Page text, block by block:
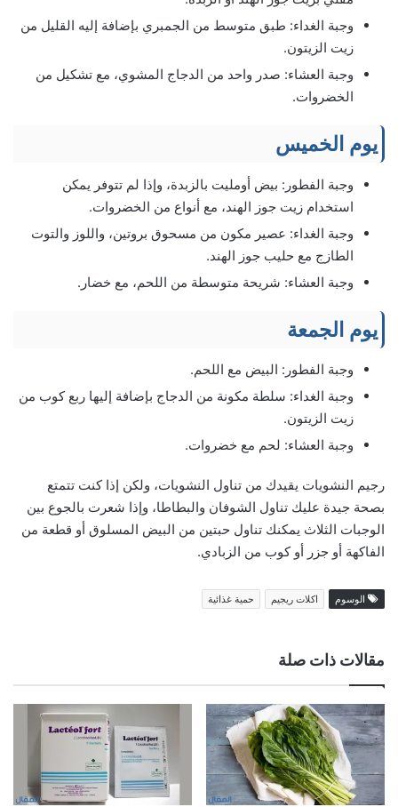
وجبة الغداء: طبق متوسط من الجمبري بإضافة إليه القليل من
زيت الزيتون.
وجبة العشاء: صدر واحد من الدجاج المشوي، مع تشكيل من
الخضروات.
يوم الخميس
وجبة الفطور: بيض أومليت بالزبدة، وإذا لم تتوفر يمكن
استخدام زيت جوز الهند، مع أنواع من الخضروات.
وجبة الغداء: عصير مكون من مسحوق بروتين، واللوز والتوت
الطازج مع حليب جوز الهند.
وجبة العشاء: شريحة متوسطة من اللحم، مع خضار.
يوم الجمعة
وجبة الفطور: البيض مع اللحم.
وجبة الغداء: سلطة مكونة من الدجاج بإضافة إليها ربع كوب من
زيت الزيتون.
وجبة العشاء: لحم مع خضروات.
رجيم النشويات يقيدك من تناول النشويات، ولكن إذا كنت تتمتع
بصحة جيدة عليك تناول الشوفان والبطاطا، وإذا شعرت بالجوع بين
الوجبات الثلاث يمكنك تناول حبتين من البيض المسلوق أو قطعة من
الفاكهة أو جزر أو كوب من الزبادي.
الوسوم اكلات ريجيم حمية غذائية
مقالات ذات صلة